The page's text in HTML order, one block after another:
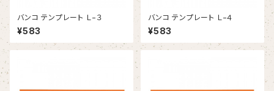
バンコ テンプレート Ｌ−３
¥583
バンコ テンプレート Ｌ−４
¥583